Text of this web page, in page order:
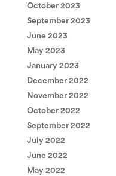
October 2023
September 2023
June 2023
May 2023
January 2023
December 2022
November 2022
October 2022
September 2022
July 2022
June 2022
May 2022